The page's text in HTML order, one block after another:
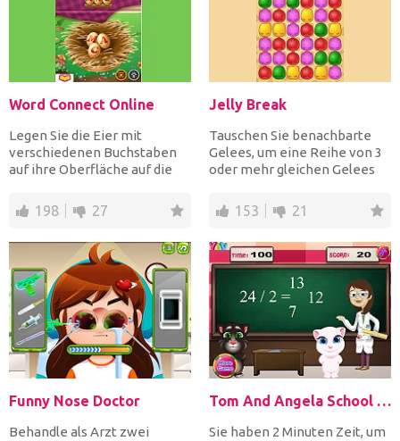
Word Connect Online
Legen Sie die Eier mit
verschiedenen Buchstaben
auf ihre Oberfläche auf die
198 27
Jelly Break
Tauschen Sie benachbarte
Gelees, um eine Reihe von 3
oder mehr gleichen Gelees
153 21
Funny Nose Doctor
Behandle als Arzt zwei
Tom And Angela School Quiz
Sie haben 2 Minuten Zeit, um